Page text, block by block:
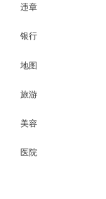
违章
银行
地图
旅游
美容
医院